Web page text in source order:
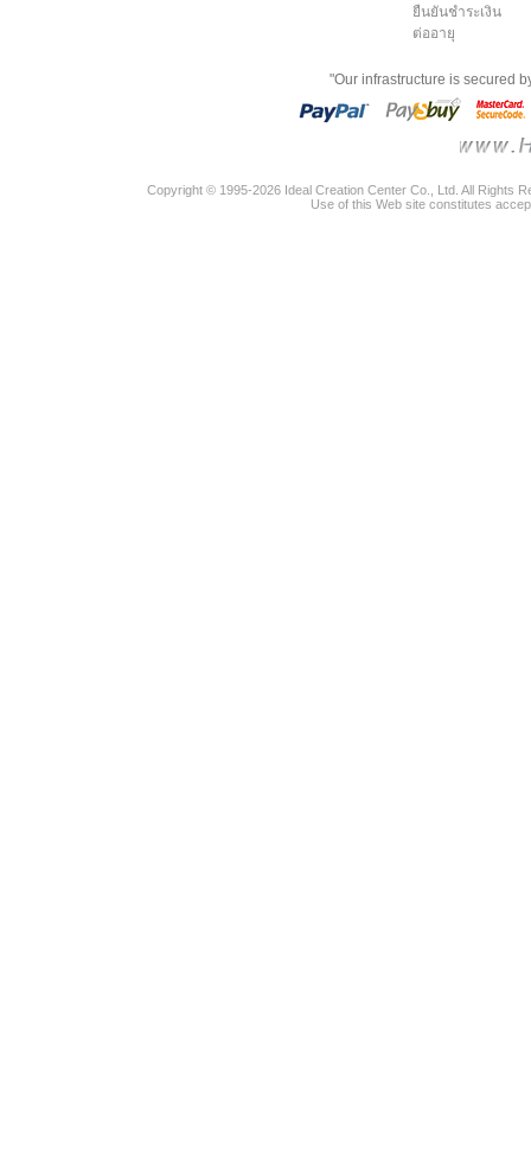
ยืนยันชำระเงิน
ต่ออายุ
"Our infrastructure is secured
Copyright © 1995-2026 Ideal Creation Center Co., Ltd. All Rights
Use of this Web site constitutes